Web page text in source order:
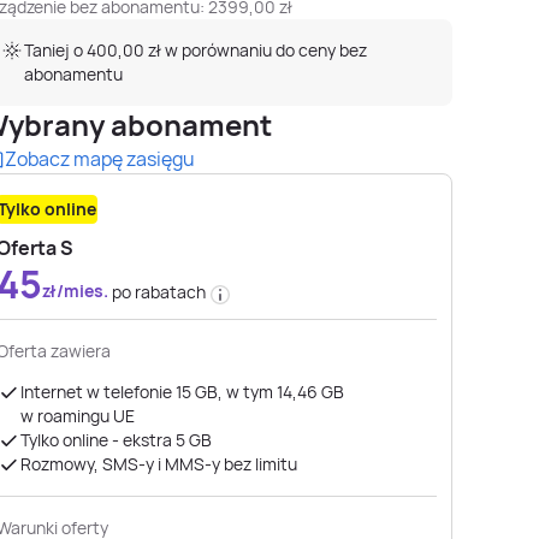
bez abonamentu: 2399,00 zł
Taniej o 400,00 zł w porównaniu do ceny bez
abonamentu
abonament
Zobacz mapę zasięgu
online
S
zł/mies. po rabatach
zawiera
Internet w telefonie 15 GB, w tym 14,46 GB
w roamingu UE
Tylko online - ekstra 5 GB
Rozmowy, SMS-y i MMS-y bez limitu
oferty